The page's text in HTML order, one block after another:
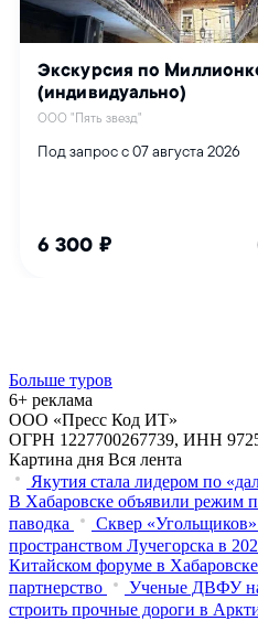
Больше туров
6+ реклама
ООО «Пресс Код ИТ»
ОГРН 1227700267739, ИНН
Картина дня Вся лента
Якутия стала лидером по
В Хабаровске объявили режим
паводка
Сквер
пространством Лучегорска в
Китайском форуме в Хабаровске
партнерство
Ученые ДВФУ
строить прочные дороги в